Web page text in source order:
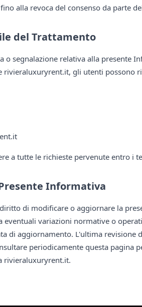
alla revoca del consenso da parte
del Trattamento
o segnalazione relativa alla presente
rivieraluxuryrent.it, gli utenti possono
a tutte le richieste pervenute entro i
Informativa
di modificare o aggiornare la
eventuali variazioni normative o
di aggiornamento. L'ultima revisione
periodicamente questa pagina
rivieraluxuryrent.it.